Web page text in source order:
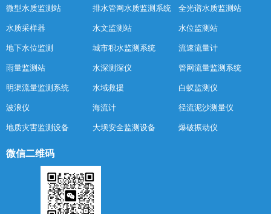
微型水质监测站 排水管网水质监测系统 全光谱水质监测站
水质采样器 水文监测站 水位监测站
地下水位监测 城市积水监测系统 流速流量计
雨量监测站 水深测深仪 管网流量监测系统
明渠流量监测系统 水域救援 白蚁监测仪
波浪仪 海流计 径流泥沙测量仪
地质灾害监测设备 大坝安全监测设备 爆破振动仪
微信二维码